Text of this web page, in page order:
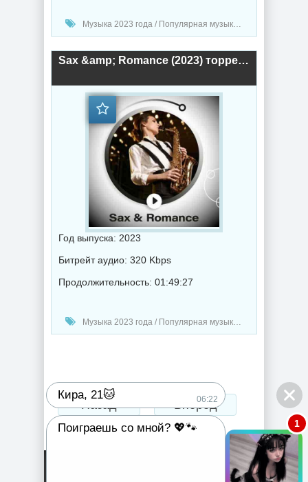
Музыка 2023 года / Популярная музыка / Джаз музыка / Музыка VA
Sax &amp; Romance (2023) торрент
Год выпуска: 2023
Битрейт аудио: 320 Kbps
Продолжительность: 01:49:27
Музыка 2023 года / Популярная музыка / Джаз музыка / Музыка VA
Назад Вперед
Кира, 21🐱 06:22
Поиграешь со мной? 💖🐾 1